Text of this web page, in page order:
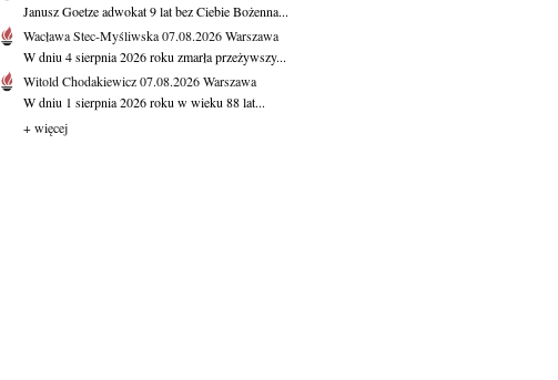
Janusz Goetze adwokat 9 lat bez Ciebie Bożenna...
Wacława Stec-Myśliwska07.08.2026Warszawa
W dniu 4 sierpnia 2026 roku zmarła przeżywszy...
Witold Chodakiewicz07.08.2026Warszawa
W dniu 1 sierpnia 2026 roku w wieku 88 lat...
+ więcej